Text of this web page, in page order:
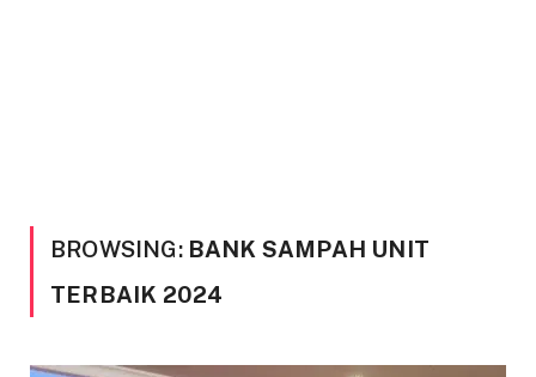
BROWSING: BANK SAMPAH UNIT
TERBAIK 2024